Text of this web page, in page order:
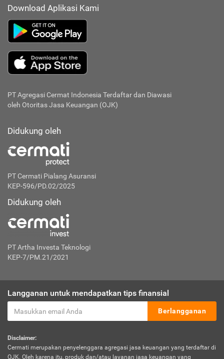
Download Aplikasi Kami
PT Agregasi Cermat Indonesia Terdaftar dan Diawasi
oleh Otoritas Jasa Keuangan (OJK)
Didukung oleh
PT Cermati Pialang Asuransi
KEP-596/PD.02/2025
Didukung oleh
PT Artha Investa Teknologi
KEP-7/PM.21/2021
Langganan untuk mendapatkan tips finansial
Berlangganan
Disclaimer:
Cermati merupakan penyelenggara agregasi jasa keuangan yang terdaftar di
OJK. Oleh karena itu, produk dan/atau layanan jasa keuangan yang